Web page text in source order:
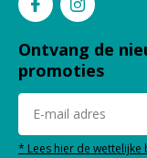
Ontvang de
promoties
* Lees hier de wettelijke